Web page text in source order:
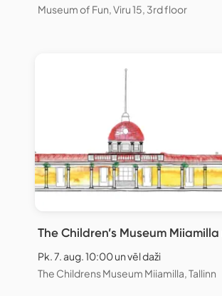
Museum of Fun, Viru 15, 3rd floor
The Children’s Museum
Pk. 7. aug. 10:00 un vēl daži
The Childrens Museum Miiamilla, Tallinn